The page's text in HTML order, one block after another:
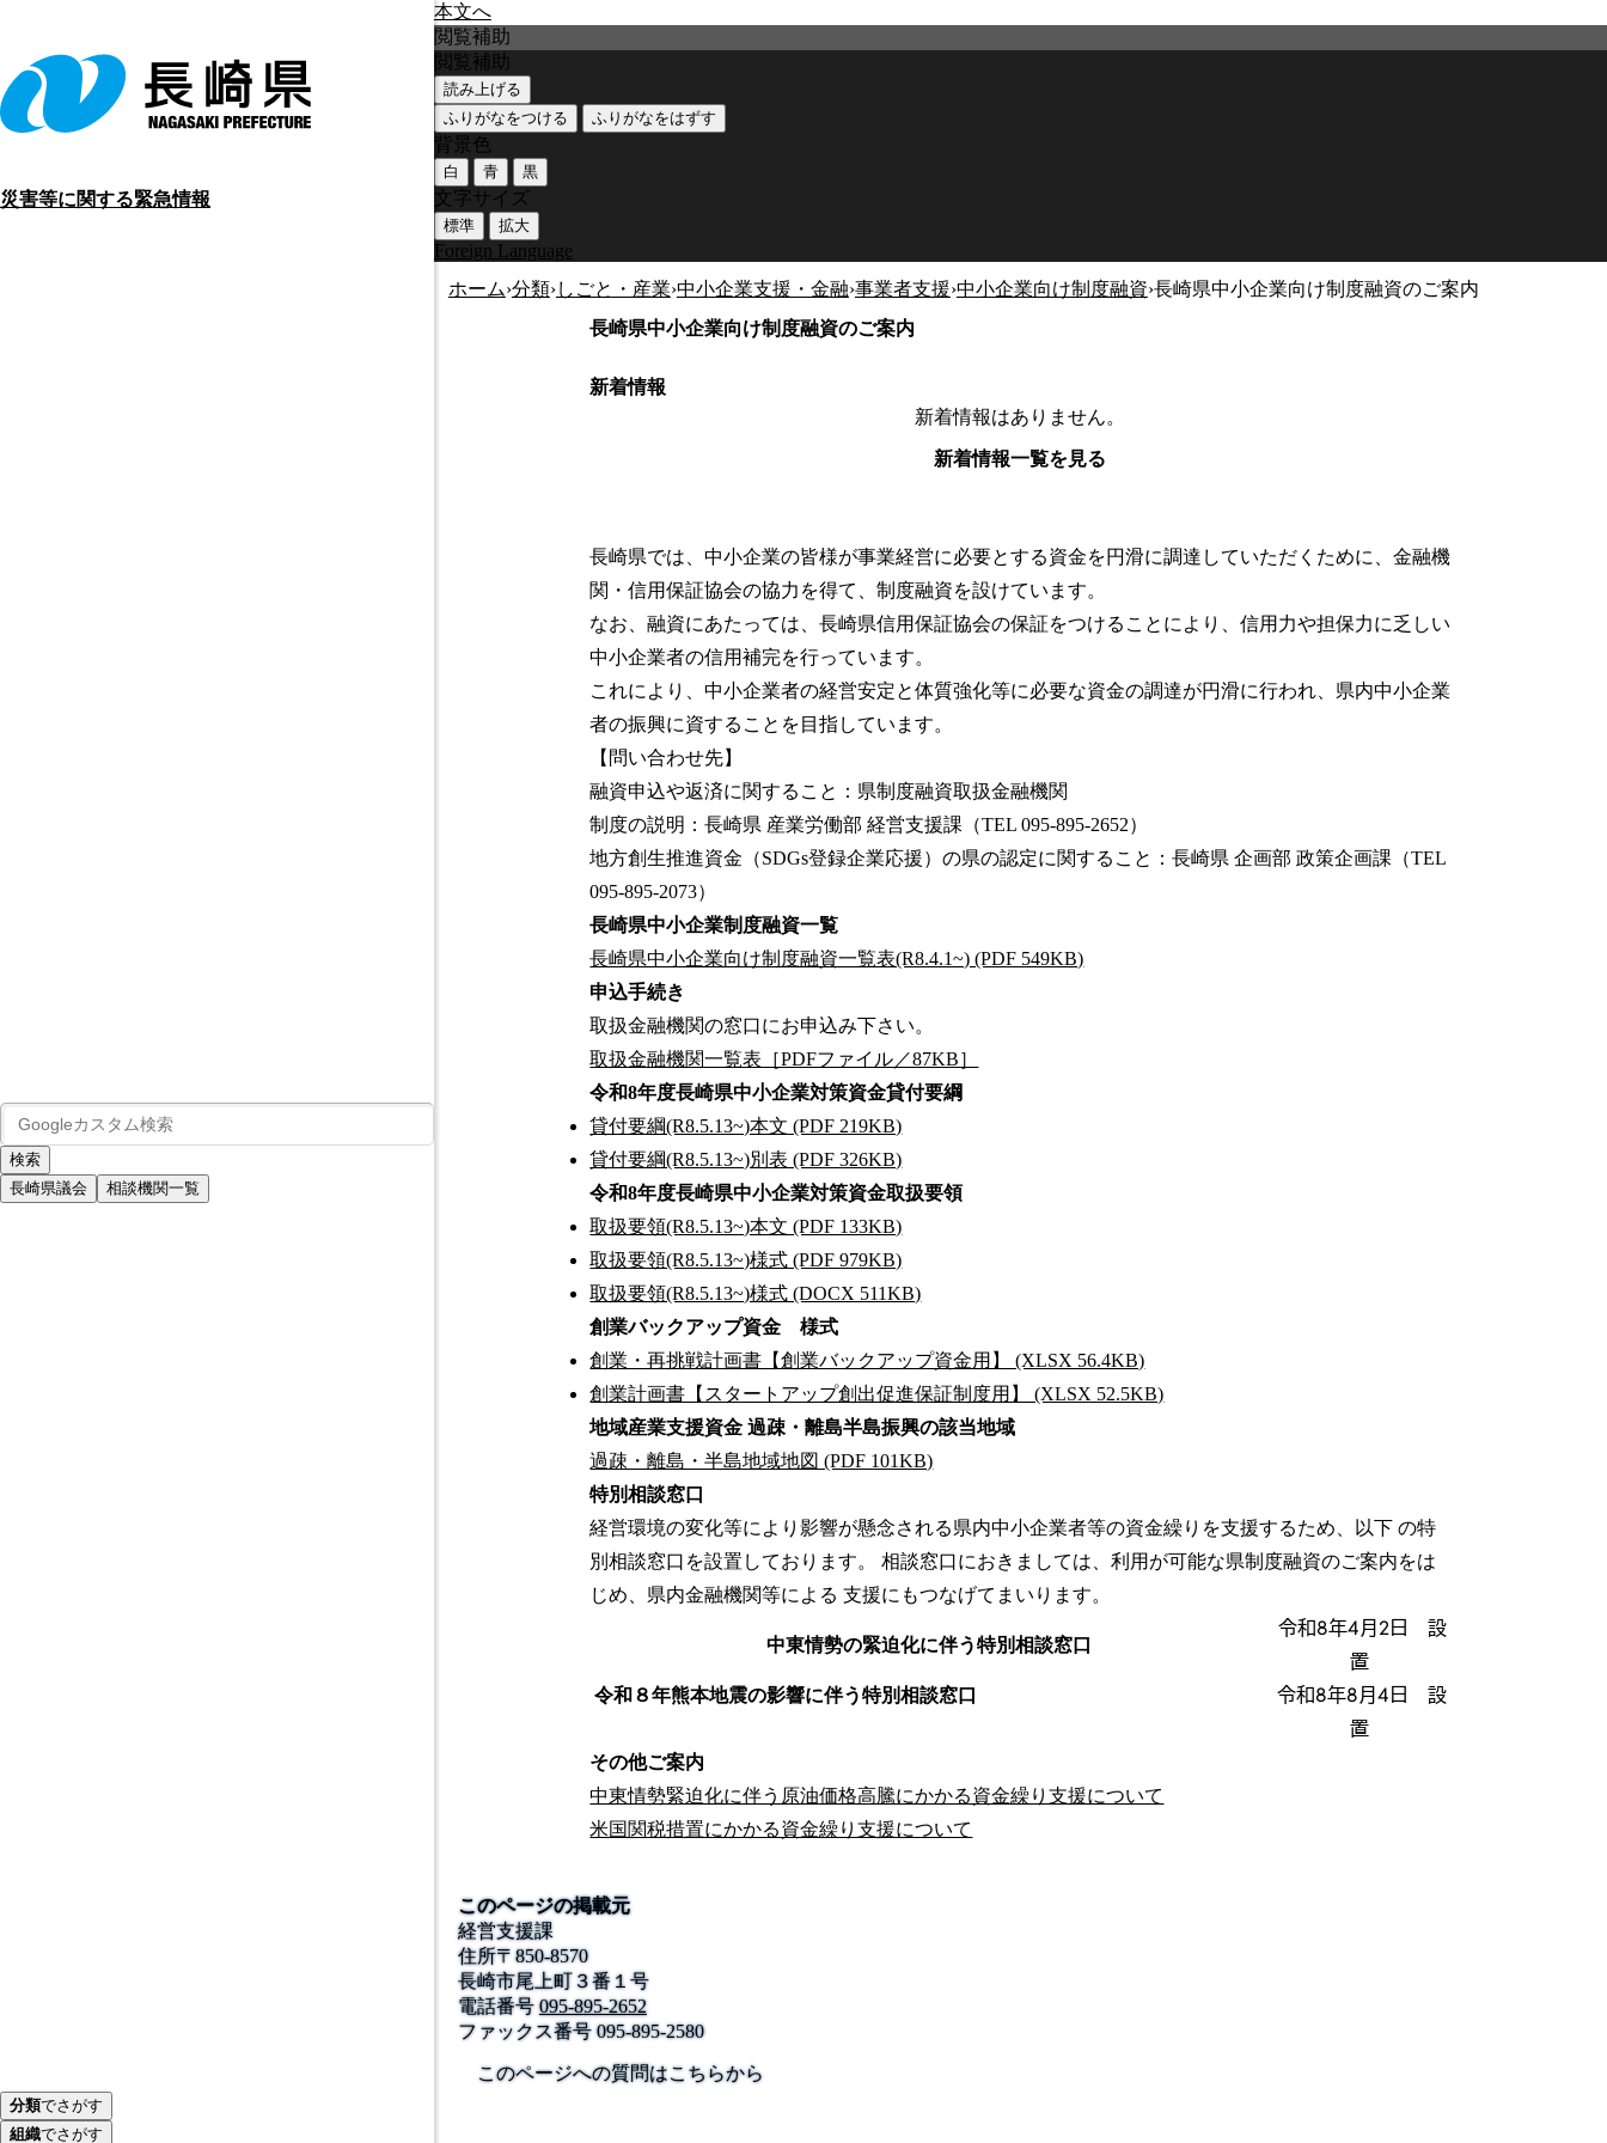
本文へ
災害等に関する緊急情報
長崎県議会 相談機関一覧
分類でさがす
組織でさがす
閲覧補助
閲覧補助
読み上げる
ふりがなをつける
ふりがなをはずす
背景色
白 青 黒
文字サイズ
標準 拡大
Foreign Language
ホーム›分類›しごと・産業›中小企業支援・金融›事業者支援›中小企業向け制度融資›長崎県中小企業向け制度融資のご案内
長崎県中小企業向け制度融資のご案内
新着情報
新着情報はありません。
新着情報一覧を見る
長崎県では、中小企業の皆様が事業経営に必要とする資金を円滑に調達していただくために、金融機
関・信用保証協会の協力を得て、制度融資を設けています。
なお、融資にあたっては、長崎県信用保証協会の保証をつけることにより、信用力や担保力に乏しい
中小企業者の信用補完を行っています。
これにより、中小企業者の経営安定と体質強化等に必要な資金の調達が円滑に行われ、県内中小企業
者の振興に資することを目指しています。
【問い合わせ先】
融資申込や返済に関すること：県制度融資取扱金融機関
制度の説明：長崎県 産業労働部 経営支援課（TEL 095-895-2652）
地方創生推進資金（SDGs登録企業応援）の県の認定に関すること：長崎県 企画部 政策企画課（TEL
095-895-2073）
長崎県中小企業制度融資一覧
長崎県中小企業向け制度融資一覧表(R8.4.1~) (PDF 549KB)
申込手続き
取扱金融機関の窓口にお申込み下さい。
取扱金融機関一覧表［PDFファイル／87KB］
令和8年度長崎県中小企業対策資金貸付要綱
貸付要綱(R8.5.13~)本文 (PDF 219KB)
貸付要綱(R8.5.13~)別表 (PDF 326KB)
令和8年度長崎県中小企業対策資金取扱要領
取扱要領(R8.5.13~)本文 (PDF 133KB)
取扱要領(R8.5.13~)様式 (PDF 979KB)
取扱要領(R8.5.13~)様式 (DOCX 511KB)
創業バックアップ資金 様式
創業・再挑戦計画書【創業バックアップ資金用】 (XLSX 56.4KB)
創業計画書【スタートアップ創出促進保証制度用】 (XLSX 52.5KB)
地域産業支援資金 過疎・離島半島振興の該当地域
過疎・離島・半島地域地図 (PDF 101KB)
特別相談窓口
経営環境の変化等により影響が懸念される県内中小企業者等の資金繰りを支援するため、以下 の特
別相談窓口を設置しております。 相談窓口におきましては、利用が可能な県制度融資のご案内をは
じめ、県内金融機関等による 支援にもつなげてまいります。
中東情勢の緊迫化に伴う特別相談窓口
令和8年4月2日 設
置
令和８年熊本地震の影響に伴う特別相談窓口
令和8年8月4日 設
置
その他ご案内
中東情勢緊迫化に伴う原油価格高騰にかかる資金繰り支援について
米国関税措置にかかる資金繰り支援について
このページの掲載元
経営支援課
住所〒850-8570
長崎市尾上町３番１号
電話番号 095-895-2652
ファックス番号095-895-2580
このページへの質問はこちらから
公式SNS
このサイトについて
長崎県庁